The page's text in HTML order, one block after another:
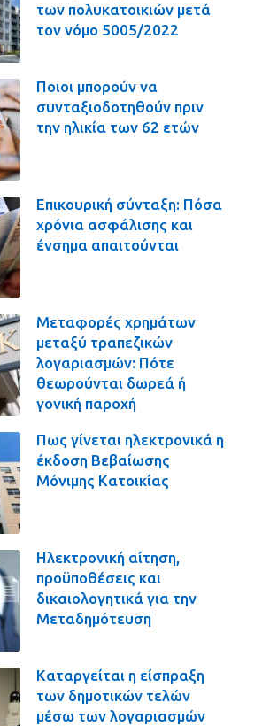
των πολυκατοικιών μετά
τον νόμο 5005/2022
Ποιοι μπορούν να
συνταξιοδοτηθούν πριν
την ηλικία των 62 ετών
Επικουρική σύνταξη: Πόσα
χρόνια ασφάλισης και
ένσημα απαιτούνται
Μεταφορές χρημάτων
μεταξύ τραπεζικών
λογαριασμών: Πότε
θεωρούνται δωρεά ή
γονική παροχή
Πως γίνεται ηλεκτρονικά η
έκδοση Βεβαίωσης
Μόνιμης Κατοικίας
Ηλεκτρονική αίτηση,
προϋποθέσεις και
δικαιολογητικά για την
Μεταδημότευση
Καταργείται η είσπραξη
των δημοτικών τελών
μέσω των λογαριασμών